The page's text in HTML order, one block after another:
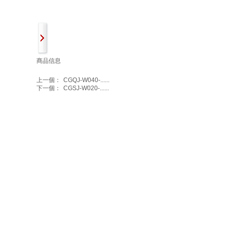
商品信息
上一個：
CGQJ-W040-......
下一個：
CGSJ-W020-......